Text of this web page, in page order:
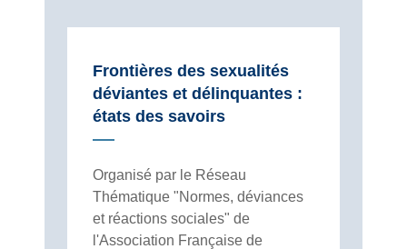
Frontières des sexualités
déviantes et délinquantes :
états des savoirs
Organisé par le Réseau
Thématique "Normes, déviances
et réactions sociales" de
l'Association Française de